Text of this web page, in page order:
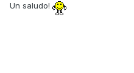
Un saludo!